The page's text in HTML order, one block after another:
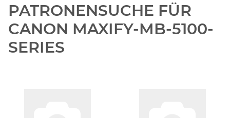
PATRONENSUCHE FÜR
CANON MAXIFY-MB-5100-
SERIES